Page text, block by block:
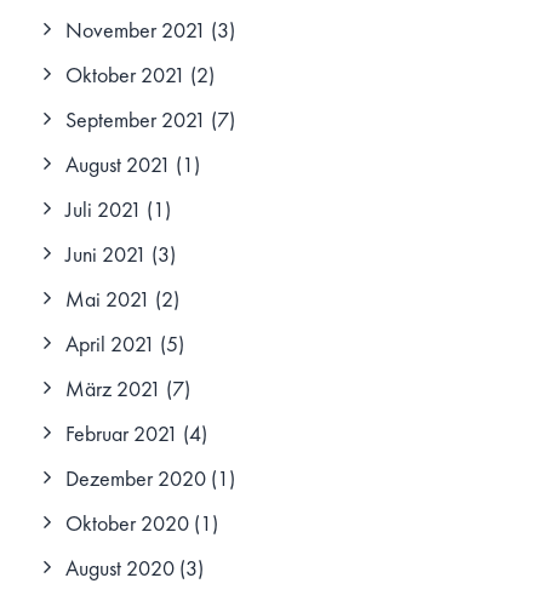
November 2021 (3)
Oktober 2021 (2)
September 2021 (7)
August 2021 (1)
Juli 2021 (1)
Juni 2021 (3)
Mai 2021 (2)
April 2021 (5)
März 2021 (7)
Februar 2021 (4)
Dezember 2020 (1)
Oktober 2020 (1)
August 2020 (3)